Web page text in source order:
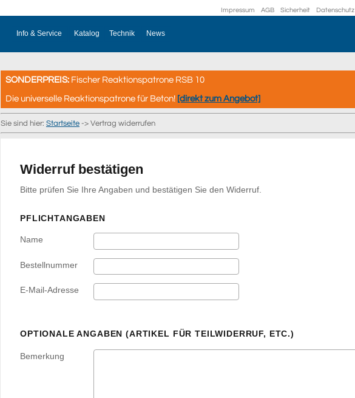
Impressum AGB Sicherheit Datenschutz
Info & Service Katalog Technik News
SONDERPREIS: Fischer Reaktionspatrone RSB 10
Die universelle Reaktionspatrone für Beton! [direkt zum Angebot]
Sie sind hier: Startseite -> Vertrag widerrufen
Widerruf bestätigen
Bitte prüfen Sie Ihre Angaben und bestätigen Sie den Widerruf.
PFLICHTANGABEN
Name
Bestellnummer
E-Mail-Adresse
OPTIONALE ANGABEN (ARTIKEL FÜR TEILWIDERRUF, ETC.)
Bemerkung